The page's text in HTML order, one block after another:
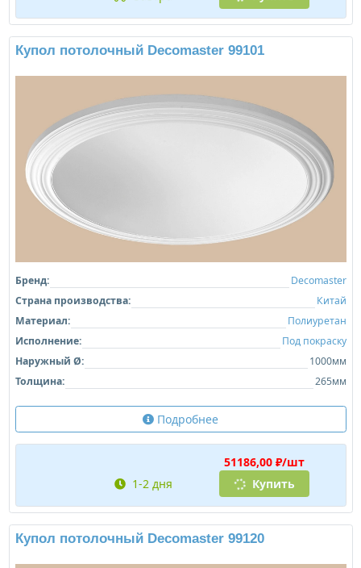
Купол потолочный Decomaster 99101
Бренд:
Decomaster
Страна производства:
Китай
Материал:
Полиуретан
Исполнение:
Под покраску
Наружный Ø:
1000мм
Толщина:
265мм
Подробнее
51186,00 ₽/шт
1-2 дня
Купить
Купол потолочный Decomaster 99120